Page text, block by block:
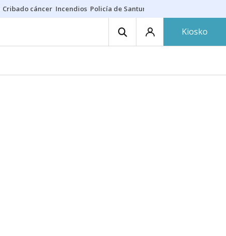
Cribado cáncer Incendios Policía de Santurtzi
Kiosko